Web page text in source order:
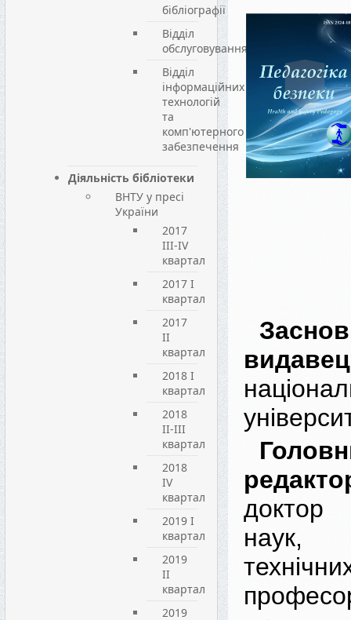
бібліографії
Відділ
обслуговування
Відділ
інформаційних
технологій
та
комп'ютерного
забезпечення
Діяльність бібліотеки
ВНТУ у пресі
України
2017
III-IV
квартал
2017 I
квартал
2017
II
квартал
2018 I
квартал
2018
II-III
квартал
2018
IV
квартал
2019 I
квартал
2019
ІI
квартал
2019
доктор
наук,